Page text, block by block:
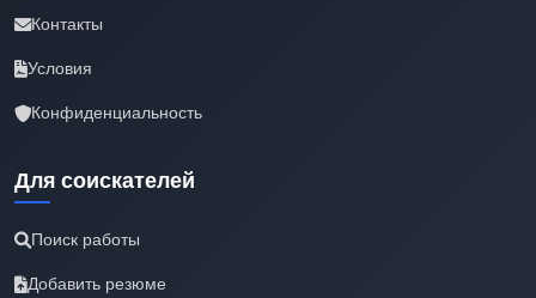
Контакты
Условия
Конфиденциальность
Для соискателей
Поиск работы
Добавить резюме